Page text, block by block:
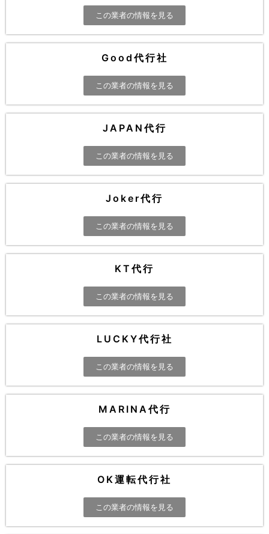
この業者の情報を見る
Good代行社
この業者の情報を見る
JAPAN代行
この業者の情報を見る
Joker代行
この業者の情報を見る
KT代行
この業者の情報を見る
LUCKY代行社
この業者の情報を見る
MARINA代行
この業者の情報を見る
OK運転代行社
この業者の情報を見る